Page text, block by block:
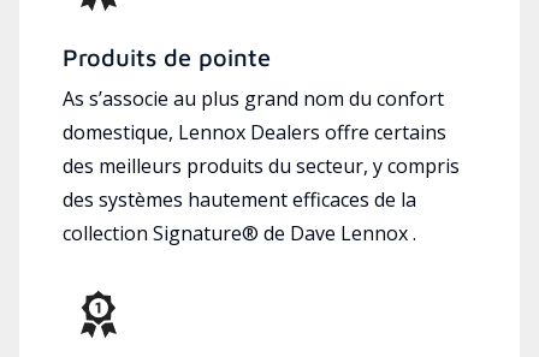
Produits de pointe
As s’associe au plus grand nom du confort
domestique, Lennox Dealers offre certains
des meilleurs produits du secteur, y compris
des systèmes hautement efficaces de la
collection Signature® de Dave Lennox .